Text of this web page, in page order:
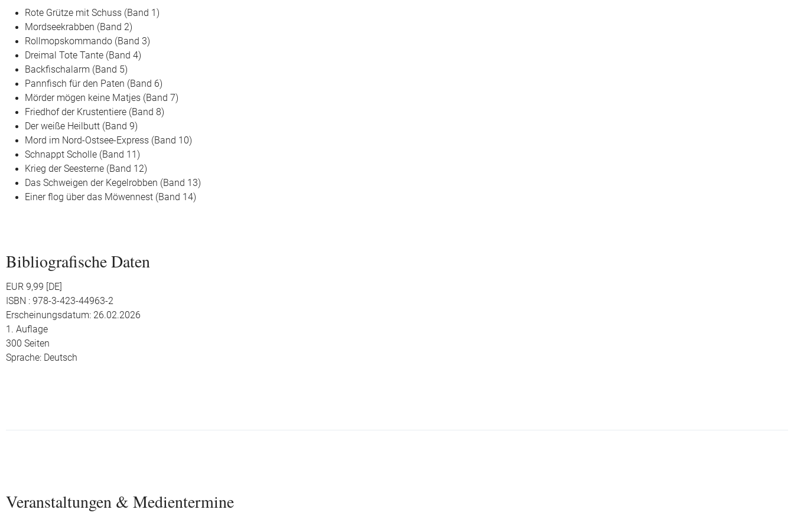
Rote Grütze mit Schuss (Band 1)
Mordseekrabben (Band 2)
Rollmopskommando (Band 3)
Dreimal Tote Tante (Band 4)
Backfischalarm (Band 5)
Pannfisch für den Paten (Band 6)
Mörder mögen keine Matjes (Band 7)
Friedhof der Krustentiere (Band 8)
Der weiße Heilbutt (Band 9)
Mord im Nord-Ostsee-Express (Band 10)
Schnappt Scholle (Band 11)
Krieg der Seesterne (Band 12)
Das Schweigen der Kegelrobben (Band 13)
Einer flog über das Möwennest (Band 14)
Bibliografische Daten
EUR 9,99 [DE]
ISBN : 978-3-423-44963-2
Erscheinungsdatum: 26.02.2026
1. Auflage
300 Seiten
Sprache: Deutsch
Veranstaltungen & Medientermine